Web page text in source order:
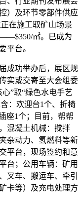
）及环节零部件供应
在施工取矿山场景
㎡。已成为
平台。
功举办后，展区规
实或交寄至大会组委
”取“绿色水电手艺
：欢迎台1个、折椅
座1个；目前，帮帮
混凝土机械：搅拌
杂动力、氢燃料等新
平台，现场签约和意
台；公用车辆：矿用
叉车、搬运车、牵引
卡等）及充电处理方